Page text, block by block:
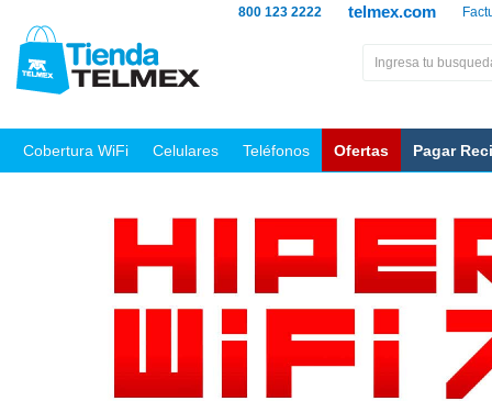
telmex.com
800 123 2222
Cobertura WiFi Celulares Teléfonos Ofertas Pagar